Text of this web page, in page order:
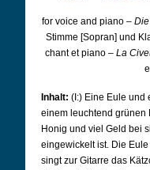
for voice and piano –
Stimme [Sopran] und
chant et piano – La
Inhalt: (I:) Eine Eule und
einem leuchtend grünen
Honig und viel Geld bei
eingewickelt ist. Die
singt zur Gitarre das